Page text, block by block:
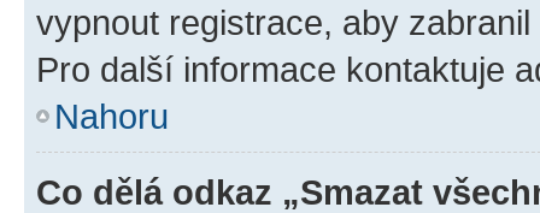
vypnout registrace, aby
Pro další informace kontaktuje
Nahoru
Co dělá odkaz „Smazat